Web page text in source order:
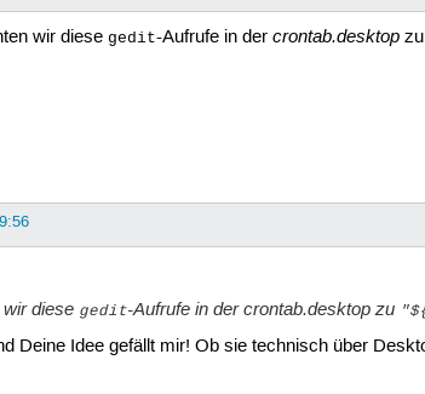
wir diese gedit-Aufrufe in der crontab.desktopzu
diese gedit-Aufrufe in dercrontab.desktopzu
Deine Idee gefällt mir! Ob sie technisch über